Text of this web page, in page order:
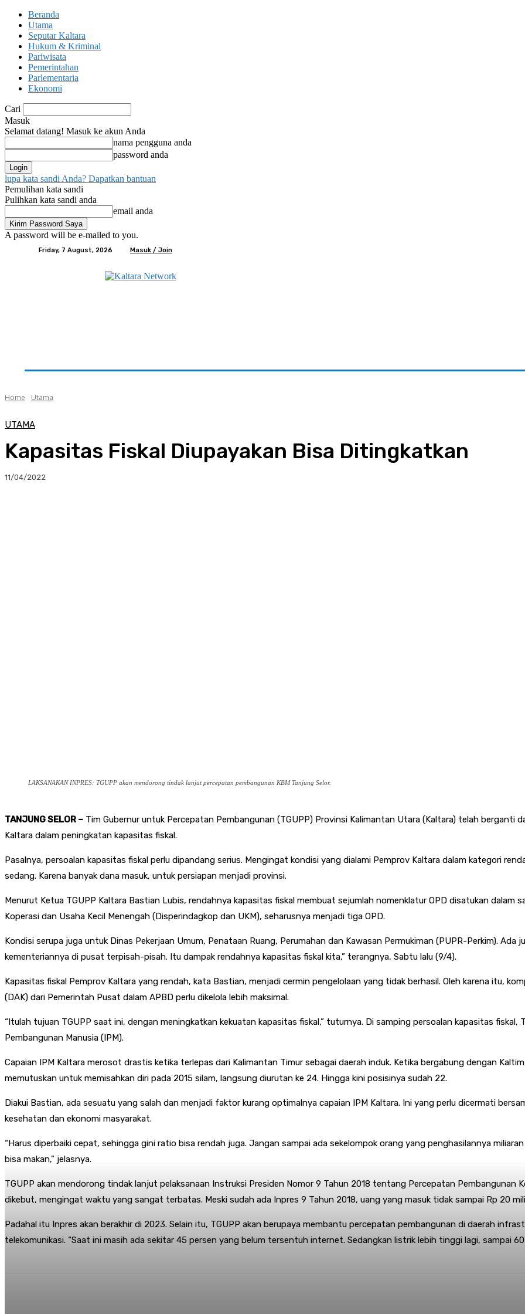
Beranda
Utama
Seputar Kaltara
Hukum & Kriminal
Pariwisata
Pemerintahan
Parlementaria
Ekonomi
Cari
Masuk
Selamat datang! Masuk ke akun Anda
nama pengguna anda
password anda
lupa kata sandi Anda? Dapatkan bantuan
Pemulihan kata sandi
Pulihkan kata sandi anda
email anda
A password will be e-mailed to you.
Friday, 7 August, 2026 Masuk / Join
Home Utama
UTAMA
Kapasitas Fiskal Diupayakan Bisa Ditingkatkan
11/04/2022
LAKSANAKAN INPRES: TGUPP akan mendorong tindak lanjut percepatan pembangunan KBM Tanjung Selor.
TANJUNG SELOR – Tim Gubernur untuk Percepatan Pembangunan (TGUPP) Provinsi Kalimantan Utara (Kaltara) telah berganti
Kaltara dalam peningkatan kapasitas fiskal.
Pasalnya, persoalan kapasitas fiskal perlu dipandang serius. Mengingat kondisi yang dialami Pemprov Kaltara dalam kategori
sedang. Karena banyak dana masuk, untuk persiapan menjadi provinsi.
Menurut Ketua TGUPP Kaltara Bastian Lubis, rendahnya kapasitas fiskal membuat sejumlah nomenklatur OPD disatukan dalam
Koperasi dan Usaha Kecil Menengah (Disperindagkop dan UKM), seharusnya menjadi tiga OPD.
Kondisi serupa juga untuk Dinas Pekerjaan Umum, Penataan Ruang, Perumahan dan Kawasan Permukiman (PUPR-Perkim). Ada
kementeriannya di pusat terpisah-pisah. Itu dampak rendahnya kapasitas fiskal kita,” terangnya, Sabtu lalu (9/4).
Kapasitas fiskal Pemprov Kaltara yang rendah, kata Bastian, menjadi cermin pengelolaan yang tidak berhasil. Oleh karena itu,
(DAK) dari Pemerintah Pusat dalam APBD perlu dikelola lebih maksimal.
“Itulah tujuan TGUPP saat ini, dengan meningkatkan kekuatan kapasitas fiskal,” tuturnya. Di samping persoalan kapasitas
Pembangunan Manusia (IPM).
Capaian IPM Kaltara merosot drastis ketika terlepas dari Kalimantan Timur sebagai daerah induk. Ketika bergabung dengan
memutuskan untuk memisahkan diri pada 2015 silam, langsung diurutan ke 24. Hingga kini posisinya sudah 22.
Diakui Bastian, ada sesuatu yang salah dan menjadi faktor kurang optimalnya capaian IPM Kaltara. Ini yang perlu dicermati
kesehatan dan ekonomi masyarakat.
“Harus diperbaiki cepat, sehingga gini ratio bisa rendah juga. Jangan sampai ada sekelompok orang yang penghasilannya
bisa makan,” jelasnya.
TGUPP akan mendorong tindak lanjut pelaksanaan Instruksi Presiden Nomor 9 Tahun 2018 tentang Percepatan Pembangunan
dikebut, mengingat waktu yang sangat terbatas. Meski sudah ada Inpres 9 Tahun 2018, uang yang masuk tidak sampai Rp 20
Padahal itu Inpres akan berakhir di 2023. Selain itu, TGUPP akan berupaya membantu percepatan pembangunan di daerah
telekomunikasi. “Saat ini masih ada sekitar 45 persen yang belum tersentuh internet. Sedangkan listrik lebih tinggi lagi, sampai